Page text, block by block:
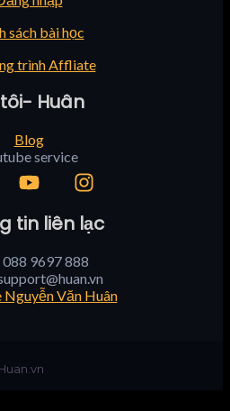
sách bài học
trình Affliate
Huân
Blog
service
tin liên lạc
088 9697 888
Nguyễn Văn Huân